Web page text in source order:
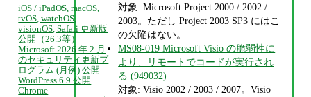
対象: Microsoft Project 2000 / 2002 /
2003。ただし Project 2003 SP3 にはこ
の欠陥はない。
MS08-019 Microsoft Visio の脆弱性に
より、リモートでコードが実行され
る (949032)
対象: Visio 2002 / 2003 / 2007。Visio
iOS / iPadOS, macOS,
tvOS, watchOS,
visionOS, Safari 更新版
公開（26.3等）
Microsoft 2026 年 2 月
のセキュリティ更新プ
ログラム (月例) 公開
WordPress 6.9 公開
Chrome